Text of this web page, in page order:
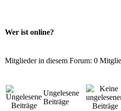
Wer ist online?
Mitglieder in diesem Forum: 0
Ungelesene
Beiträge